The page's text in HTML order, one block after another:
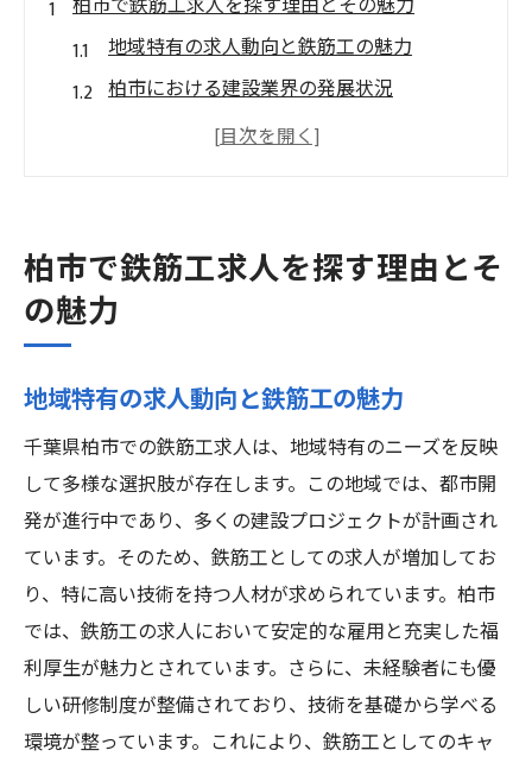
柏市で鉄筋工求人を探す理由とその魅力
地域特有の求人動向と鉄筋工の魅力
柏市における建設業界の発展状況
住環境と職場環境の魅力を比較する
柏市での鉄筋工キャリアの将来性
鉄筋工求人の需要と柏市における職場環境の特
徴
最新の職場環境と企業文化
多様なキャリアパスと成長の可能性
地域特有の職場環境とそのメリット
技術革新がもたらす職場の変化
柏市での鉄筋工求人が提供する職場文化
未経験でも安心して挑戦できる柏市の鉄筋工求
人
未経験者向けの研修制度の内容
初心者でも安心のサポート体制
柏市で鉄筋工求人を探す理由とそ
の魅力
地域特有の求人動向と鉄筋工の魅力
千葉県柏市での鉄筋工求人は、地域特有のニーズを反映
して多様な選択肢が存在します。この地域では、都市開
発が進行中であり、多くの建設プロジェクトが計画され
ています。そのため、鉄筋工としての求人が増加してお
り、特に高い技術を持つ人材が求められています。柏市
では、鉄筋工の求人において安定的な雇用と充実した福
利厚生が魅力とされています。さらに、未経験者にも優
しい研修制度が整備されており、技術を基礎から学べる
環境が整っています。これにより、鉄筋工としてのキャ